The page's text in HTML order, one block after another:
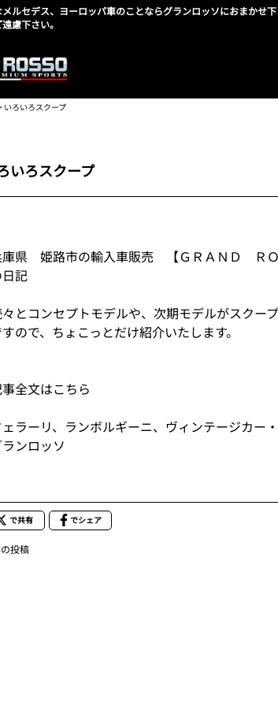
ルセデス、ヨーロッパ車のことならグランロッソにおまかせ
慮下さい。
いろいろスクープ
いろスクープ
県 姫路市の輸入車販売 【ＧＲＡＮＤ ＲＯ
記
とコンセプトモデルや、次期モデルがスクー
ので、ちょこっとだけ紹介いたします。
全文はこちら
ェラーリ、ランボルギーニ、ヴィンテージカー
ンロッソ
で共有 でシェア
投稿